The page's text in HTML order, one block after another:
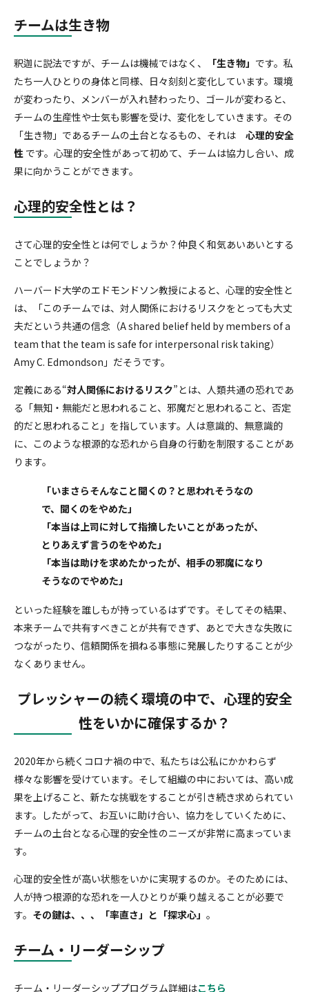
チームは生き物
釈迦に説法ですが、チームは機械ではなく、 「生き物」 です。私
たち一人ひとりの身体と同様、日々刻刻と変化しています。環境
が変わったり、メンバーが入れ替わったり、ゴールが変わると、
チームの生産性や士気も影響を受け、変化をしていきます。その
「生き物」であるチームの土台となるもの、それは 心理的安全
性 です。心理的安全性があって初めて、チームは協力し合い、成
果に向かうことができます。
心理的安全性とは？
さて心理的安全性とは何でしょうか？仲良く和気あいあいとする
ことでしょうか？
ハーバード大学のエドモンドソン教授によると、心理的安全性と
は、「このチームでは、対人関係におけるリスクをとっても大丈
夫だという共通の信念（A shared belief held by members of a
team that the team is safe for interpersonal risk taking）
Amy C. Edmondson」だそうです。
定義にある“対人関係におけるリスク”とは、人類共通の恐れであ
る「無知・無能だと思われること、邪魔だと思われること、否定
的だと思われること」を指しています。人は意識的、無意識的
に、このような根源的な恐れから自身の行動を制限することがあ
ります。
「いまさらそんなこと聞くの？と思われそうなの
で、聞くのをやめた」
「本当は上司に対して指摘したいことがあったが、
とりあえず言うのをやめた」
「本当は助けを求めたかったが、相手の邪魔になり
そうなのでやめた」
といった経験を誰しもが持っているはずです。そしてその結果、
本来チームで共有すべきことが共有できず、あとで大きな失敗に
つながったり、信頼関係を損ねる事態に発展したりすることが少
なくありません。
プレッシャーの続く環境の中で、心理的安全
性をいかに確保するか？
2020年から続くコロナ禍の中で、私たちは公私にかかわらず
様々な影響を受けています。そして組織の中においては、高い成
果を上げること、新たな挑戦をすることが引き続き求められてい
ます。したがって、お互いに助け合い、協力をしていくために、
チームの土台となる心理的安全性のニーズが非常に高まっていま
す。
心理的安全性が高い状態をいかに実現するのか。そのためには、
人が持つ根源的な恐れを一人ひとりが乗り越えることが必要で
す。 その鍵は、、、「率直さ」と「探求心」 。
チーム・リーダーシップ
チーム・リーダーシッププログラム詳細はこちら
Legendary Service®
セルフ・リーダーシップ
Servant Leadership Essentials™
チーム・リーダーシップ